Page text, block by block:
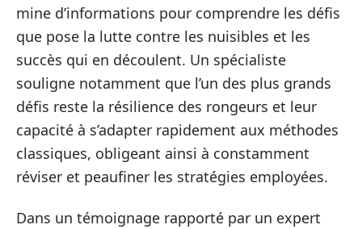
mine d’informations pour comprendre les défis
que pose la lutte contre les nuisibles et les
succès qui en découlent. Un spécialiste
souligne notamment que l’un des plus grands
défis reste la résilience des rongeurs et leur
capacité à s’adapter rapidement aux méthodes
classiques, obligeant ainsi à constamment
réviser et peaufiner les stratégies employées.
Dans un témoignage rapporté par un expert